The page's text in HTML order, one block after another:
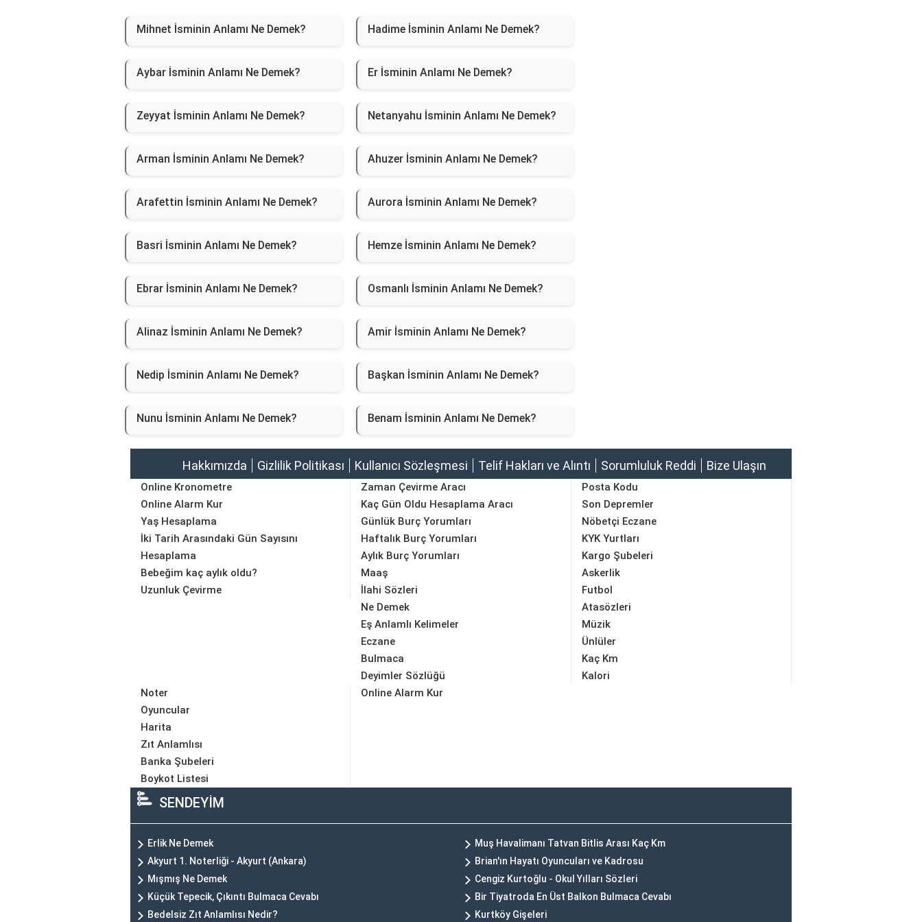
Mihnet İsminin Anlamı Ne Demek? Hadime İsminin Anlamı Ne Demek?
Aybar İsminin Anlamı Ne Demek? Er İsminin Anlamı Ne Demek?
Zeyyat İsminin Anlamı Ne Demek? Netanyahu İsminin Anlamı Ne Demek?
Arman İsminin Anlamı Ne Demek? Ahuzer İsminin Anlamı Ne Demek?
Arafettin İsminin Anlamı Ne Demek? Aurora İsminin Anlamı Ne Demek?
Basri İsminin Anlamı Ne Demek? Hemze İsminin Anlamı Ne Demek?
Ebrar İsminin Anlamı Ne Demek? Osmanlı İsminin Anlamı Ne Demek?
Alinaz İsminin Anlamı Ne Demek? Amir İsminin Anlamı Ne Demek?
Nedip İsminin Anlamı Ne Demek? Başkan İsminin Anlamı Ne Demek?
Nunu İsminin Anlamı Ne Demek? Benam İsminin Anlamı Ne Demek?
Hakkımızda Gizlilik Politikası Kullanıcı Sözleşmesi Telif Hakları ve Alıntı Sorumluluk Reddi Bize Ulaşın
Online Kronometre
Online Alarm Kur
Yaş Hesaplama
İki Tarih Arasındaki Gün Sayısını
Hesaplama
Bebeğim kaç aylık oldu?
Uzunluk Çevirme
Zaman Çevirme Aracı
Kaç Gün Oldu Hesaplama Aracı
Günlük Burç Yorumları
Haftalık Burç Yorumları
Aylık Burç Yorumları
Maaş
Posta Kodu
Son Depremler
Nöbetçi Eczane
KYK Yurtları
Kargo Şubeleri
Askerlik
İlahi Sözleri
Ne Demek
Eş Anlamlı Kelimeler
Eczane
Bulmaca
Deyimler Sözlüğü
Futbol
Atasözleri
Müzik
Ünlüler
Kaç Km
Kalori
Noter
Oyuncular
Harita
Zıt Anlamlısı
Banka Şubeleri
Boykot Listesi
Online Alarm Kur
SENDEYİM
Erlik Ne Demek
Muş Havalimanı Tatvan Bitlis Arası Kaç Km
Akyurt 1. Noterliği - Akyurt (Ankara)
Brian'ın Hayatı Oyuncuları ve Kadrosu
Mışmış Ne Demek
Cengiz Kurtoğlu - Okul Yılları Sözleri
Küçük Tepecik, Çıkıntı Bulmaca Cevabı
Bir Tiyatroda En Üst Balkon Bulmaca Cevabı
Bedelsiz Zıt Anlamlısı Nedir?
Kurtköy Gişeleri